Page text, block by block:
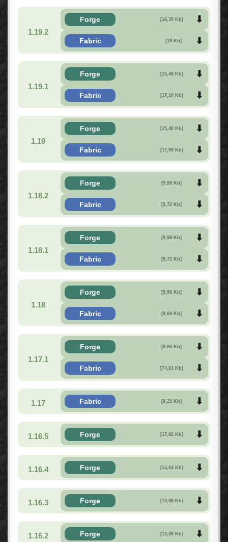
1.19.2
Forge [16,39 Kb]
Fabric [18 Kb]
1.19.1
Forge [15,48 Kb]
Fabric [17,10 Kb]
1.19
Forge [15,48 Kb]
Fabric [17,09 Kb]
1.18.2
Forge [9,98 Kb]
Fabric [9,72 Kb]
1.18.1
Forge [9,98 Kb]
Fabric [9,72 Kb]
1.18
Forge [9,96 Kb]
Fabric [9,69 Kb]
1.17.1
Forge [9,86 Kb]
Fabric [74,01 Kb]
1.17 Fabric [8,29 Kb]
1.16.5 Forge [17,82 Kb]
1.16.4 Forge [14,64 Kb]
1.16.3 Forge [13,08 Kb]
1.16.2 Forge [13,08 Kb]